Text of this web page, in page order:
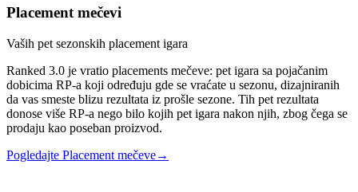
Placement mečevi
Vaših pet sezonskih placement igara
Ranked 3.0 je vratio placements mečeve: pet igara sa pojačanim
dobicima RP-a koji određuju gde se vraćate u sezonu, dizajniranih
da vas smeste blizu rezultata iz prošle sezone. Tih pet rezultata
donose više RP-a nego bilo kojih pet igara nakon njih, zbog čega se
prodaju kao poseban proizvod.
Pogledajte Placement mečeve→